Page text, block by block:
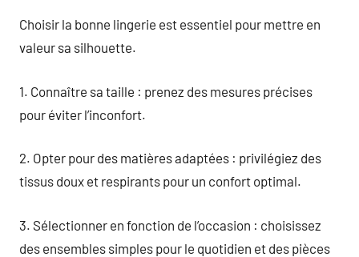
Choisir la bonne lingerie est essentiel pour mettre en
valeur sa silhouette.
1. Connaître sa taille : prenez des mesures précises
pour éviter l’inconfort.
2. Opter pour des matières adaptées : privilégiez des
tissus doux et respirants pour un confort optimal.
3. Sélectionner en fonction de l’occasion : choisissez
des ensembles simples pour le quotidien et des pièces